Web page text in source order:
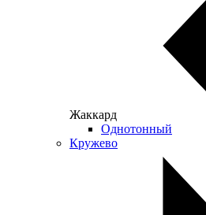
Жаккард
Однотонный
Кружево